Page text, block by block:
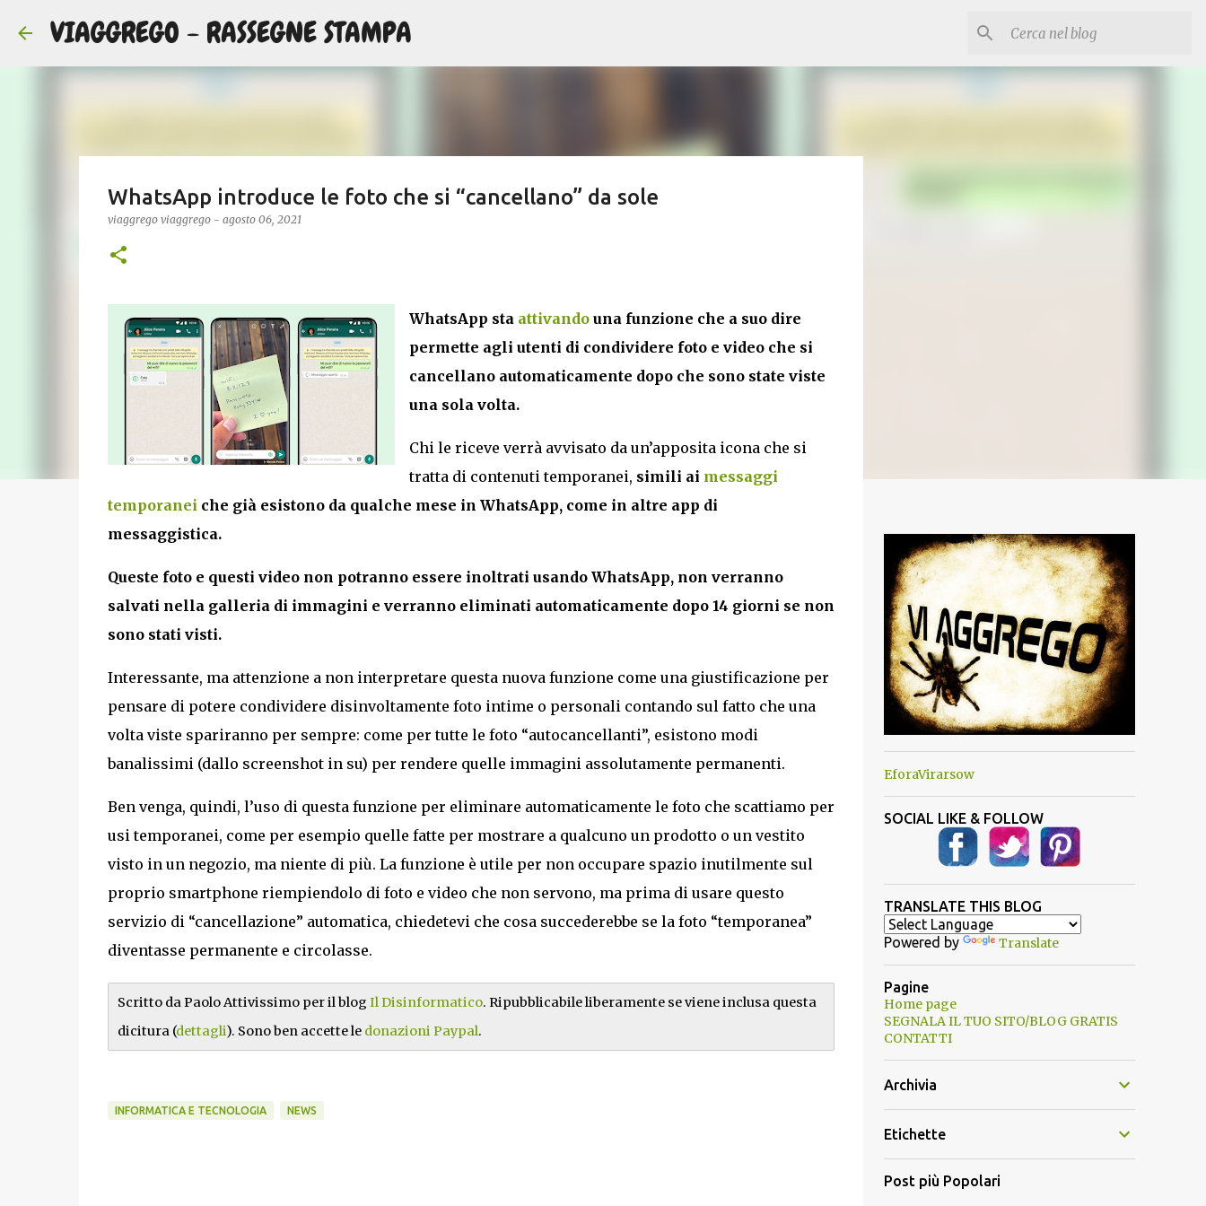
VIAGGREGO - RASSEGNE STAMPA
WhatsApp introduce le foto che si “cancellano” da sole
viaggrego viaggrego - agosto 06, 2021
WhatsApp sta attivandouna funzione che a suo dire
permette agli utenti di condividere foto e video che si
cancellano automaticamente dopo che sono state viste
una sola volta.
Chi le riceve verrà avvisato da un’apposita icona che si
tratta di contenuti temporanei, simili ai messaggi
temporanei che già esistono da qualche mese in WhatsApp, come in altre app di
messaggistica.
Queste foto e questi video non potranno essere inoltrati usando WhatsApp, non verranno
salvati nella galleria di immagini e verranno eliminati automaticamente dopo 14 giorni se non
sono stati visti.
Interessante, ma attenzione a non interpretare questa nuova funzione come una giustificazione per
pensare di potere condividere disinvoltamente foto intime o personali contando sul fatto che una
volta viste spariranno per sempre: come per tutte le foto “autocancellanti”, esistono modi
banalissimi (dallo screenshot in su) per rendere quelle immagini assolutamente permanenti.
Ben venga, quindi, l’uso di questa funzione per eliminare automaticamente le foto che scattiamo per
usi temporanei, come per esempio quelle fatte per mostrare a qualcuno un prodotto o un vestito
visto in un negozio, ma niente di più. La funzione è utile per non occupare spazio inutilmente sul
proprio smartphone riempiendolo di foto e video che non servono, ma prima di usare questo
servizio di “cancellazione” automatica, chiedetevi che cosa succederebbe se la foto “temporanea”
diventasse permanente e circolasse.
Scritto da Paolo Attivissimo per il blog Il Disinformatico. Ripubblicabile liberamente se viene inclusa questa
dicitura (dettagli). Sono ben accette le donazioni Paypal.
INFORMATICA E TECNOLOGIA NEWS
EforaVirarsow
SOCIAL LIKE & FOLLOW
TRANSLATE THIS BLOG
Powered by Translate
Pagine
Home page
SEGNALA IL TUO SITO/BLOG GRATIS
CONTATTI
Archivia
Etichette
Post più Popolari